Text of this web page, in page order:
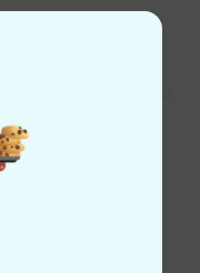
der